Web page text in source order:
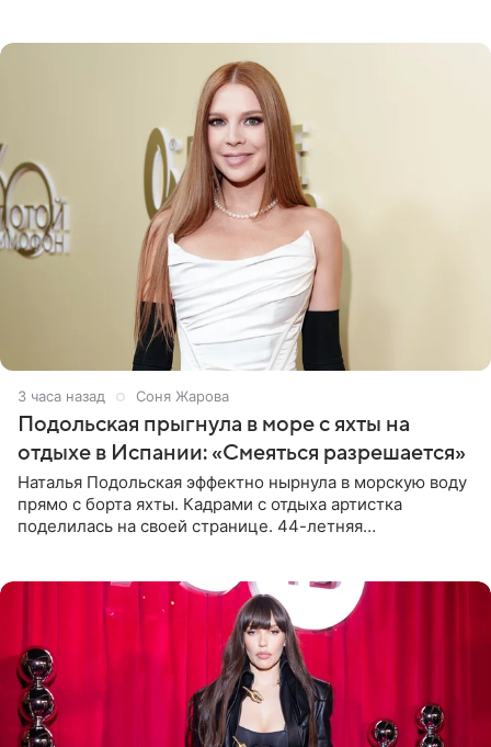
3 часа назад Соня Жарова
Подольская прыгнула в море с яхты на
отдыхе в Испании: «Смеяться разрешается»
Наталья Подольская эффектно нырнула в морскую воду
прямо с борта яхты. Кадрами с отдыха артистка
поделилась на своей странице. 44-летняя